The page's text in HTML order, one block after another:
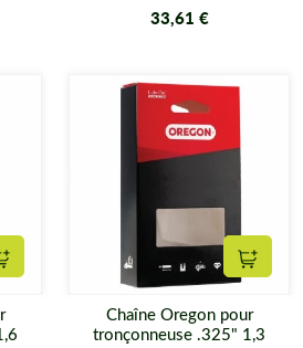
33,61 €
Ajouter au panier
Chaîne Oregon pour
tronçonneuse .325" 1,3